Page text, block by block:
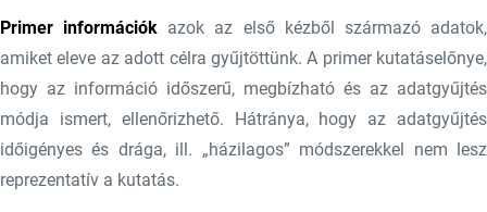
Primer információk azok az első kézből származó adatok,
amiket eleve az adott célra gyűjtöttünk. A primer kutatáselőnye,
hogy az információ időszerű, megbízható és az adatgyűjtés
módja ismert, ellenőrizhető. Hátránya, hogy az adatgyűjtés
időigényes és drága, ill. „házilagos” módszerekkel nem lesz
reprezentatív a kutatás.